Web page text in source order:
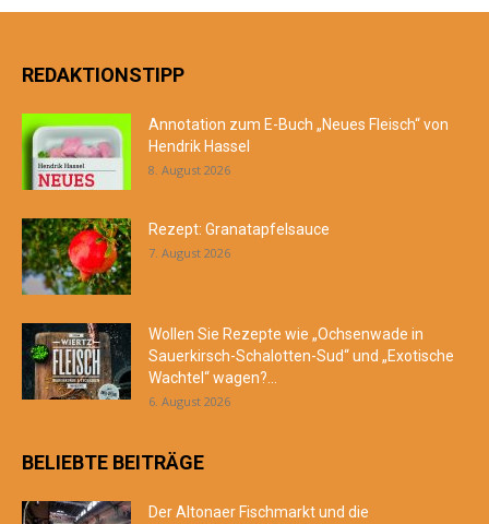
REDAKTIONSTIPP
Annotation zum E-Buch „Neues Fleisch“ von
Hendrik Hassel
8. August 2026
Rezept: Granatapfelsauce
7. August 2026
Wollen Sie Rezepte wie „Ochsenwade in
Sauerkirsch-Schalotten-Sud“ und „Exotische
Wachtel“ wagen?...
6. August 2026
BELIEBTE BEITRÄGE
Der Altonaer Fischmarkt und die